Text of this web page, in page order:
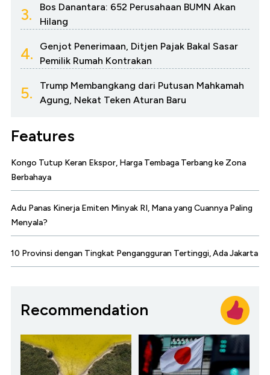
3.
Bos Danantara: 652 Perusahaan BUMN Akan
Hilang
4.
Genjot Penerimaan, Ditjen Pajak Bakal Sasar
Pemilik Rumah Kontrakan
5.
Trump Membangkang dari Putusan Mahkamah
Agung, Nekat Teken Aturan Baru
Features
Kongo Tutup Keran Ekspor, Harga Tembaga Terbang ke Zona
Berbahaya
Adu Panas Kinerja Emiten Minyak RI, Mana yang Cuannya Paling
Menyala?
10 Provinsi dengan Tingkat Pengangguran Tertinggi, Ada Jakarta
Recommendation